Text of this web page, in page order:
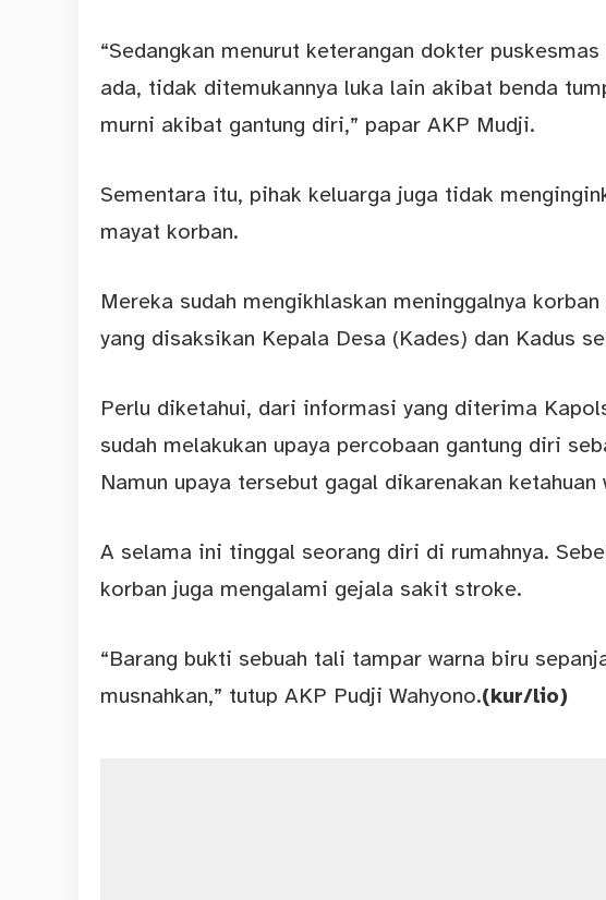
“Sedangkan menurut keterangan dokter
ada, tidak ditemukannya luka lain akibat benda
murni akibat gantung diri,” papar AKP Mudji.
Sementara itu, pihak keluarga juga tidak
mayat korban.
Mereka sudah mengikhlaskan meninggalnya
yang disaksikan Kepala Desa (Kades) dan Kadus
Perlu diketahui, dari informasi yang diterima
sudah melakukan upaya percobaan gantung diri
Namun upaya tersebut gagal dikarenakan
A selama ini tinggal seorang diri di rumahnya.
korban juga mengalami gejala sakit stroke.
“Barang bukti sebuah tali tampar warna biru
musnahkan,” tutup AKP Pudji Wahyono.(kur/lio)